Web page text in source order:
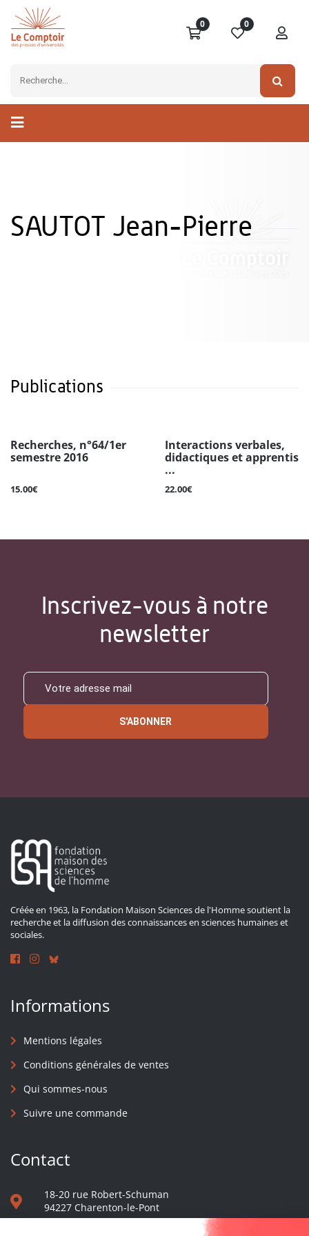
0 0
SAUTOT Jean-Pierre
Publications
Recherches, n°64/1er
semestre 2016
15.00€
Interactions verbales,
didactiques et apprentis
...
22.00€
Inscrivez-vous à notre
newsletter
S'ABONNER
Créée en 1963, la Fondation Maison Sciences de l'Homme soutient la
recherche et la diffusion des connaissances en sciences humaines et
sociales.
Informations
Mentions légales
Conditions générales de ventes
Qui sommes-nous
Suivre une commande
Contact
18-20 rue Robert-Schuman
94227 Charenton-le-Pont